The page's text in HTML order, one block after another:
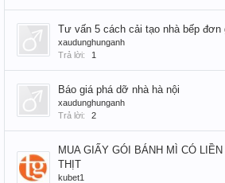
Tư vấn 5 cách cải tạo nhà bếp đơn
xaudunghunganh
Trả lời:
1
Báo giá phá dỡ nhà hà nội
xaudunghunganh
Trả lời:
2
MUA GIẤY GÓI BÁNH MÌ CÓ
THỊT
kubet1